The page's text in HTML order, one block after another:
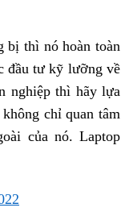
bị thì nó hoàn toàn
đầu tư kỹ lưỡng về
nghiệp thì hãy lựa
chỉ quan tâm
của nó. Laptop